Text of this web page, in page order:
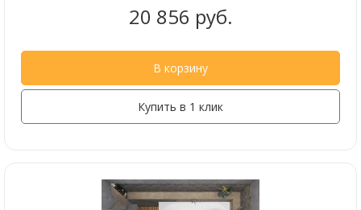
20 856 руб.
В корзину
Купить в 1 клик